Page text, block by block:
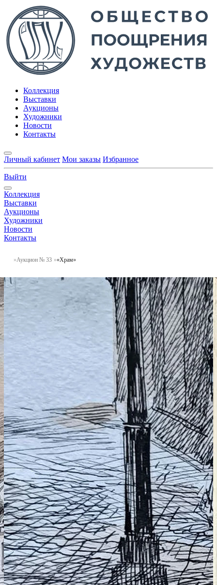
Коллекция
Выставки
Аукционы
Художники
Новости
Контакты
Личный кабинет Мои заказы Избранное
Выйти
Коллекция
Выставки
Аукционы
Художники
Новости
Контакты
Аукцион № 33 «Храм»